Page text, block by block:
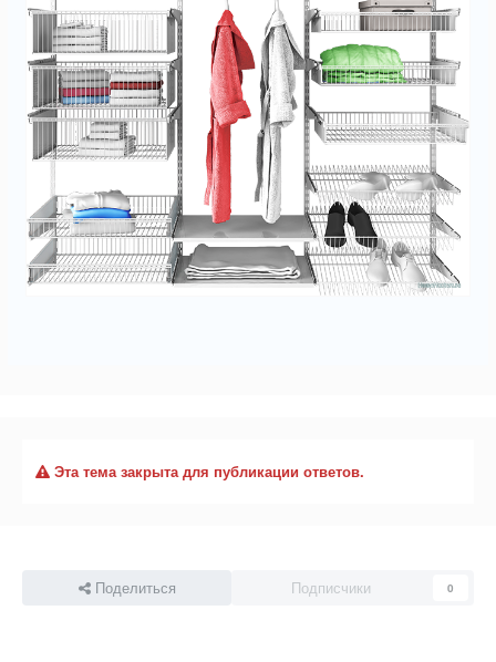
Эта тема закрыта для публикации ответов.
Поделиться Подписчики 0